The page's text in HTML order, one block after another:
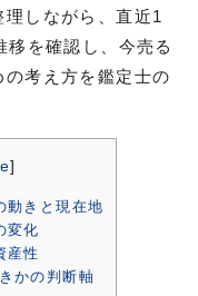
しながら、直近1
を確認し、今売る
考え方を鑑定士の
]
動きと現在地
変化
産性
かの判断軸